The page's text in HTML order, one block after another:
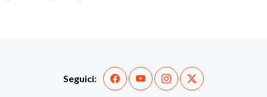
Seguici: